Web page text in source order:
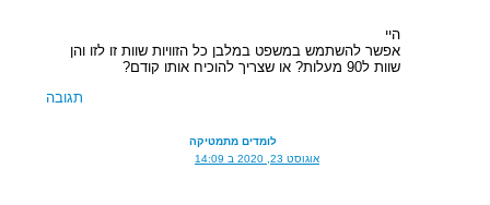
היי
אפשר להשתמש במשפט במלבן כל הזוויות שוות זו לזו והן
שוות ל90 מעלות? או שצריך להוכיח אותו קודם?
תגובה
לומדים מתמטיקה
אוגוסט 23, 2020 ב 14:09